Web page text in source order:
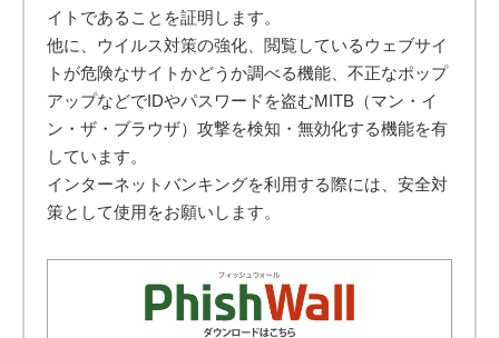
イトであることを証明します。
他に、ウイルス対策の強化、閲覧しているウェブサイ
トが危険なサイトかどうか調べる機能、不正なポップ
アップなどでIDやパスワードを盗むMITB（マン・イ
ン・ザ・ブラウザ）攻撃を検知・無効化する機能を有
しています。
インターネットバンキングを利用する際には、安全対
策として使用をお願いします。